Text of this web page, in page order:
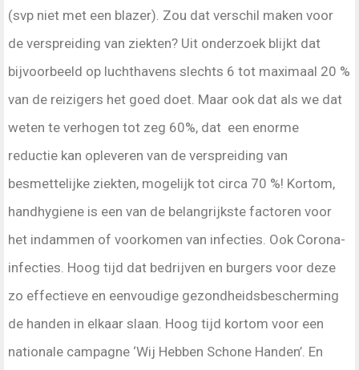
(svp niet met een blazer). Zou dat verschil maken voor
de verspreiding van ziekten? Uit onderzoek blijkt dat
bijvoorbeeld op luchthavens slechts 6 tot maximaal 20 %
van de reizigers het goed doet. Maar ook dat als we dat
weten te verhogen tot zeg 60%, dat een enorme
reductie kan opleveren van de verspreiding van
besmettelijke ziekten, mogelijk tot circa 70 %! Kortom,
handhygiene is een van de belangrijkste factoren voor
het indammen of voorkomen van infecties. Ook Corona-
infecties. Hoog tijd dat bedrijven en burgers voor deze
zo effectieve en eenvoudige gezondheidsbescherming
de handen in elkaar slaan. Hoog tijd kortom voor een
nationale campagne ‘Wij Hebben Schone Handen’. En